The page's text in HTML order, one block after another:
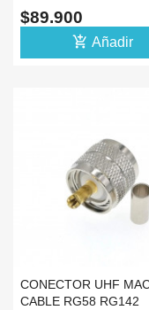
TELESCOPICA BASE
MAGNETICA
$89.900
add_shopping_cart Añadir
CONECTOR UHF
CABLE RG58 RG142